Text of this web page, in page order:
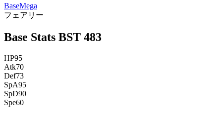
BaseMega
フェアリー
Base Stats BST 483
HP95
Atk70
Def73
SpA95
SpD90
Spe60